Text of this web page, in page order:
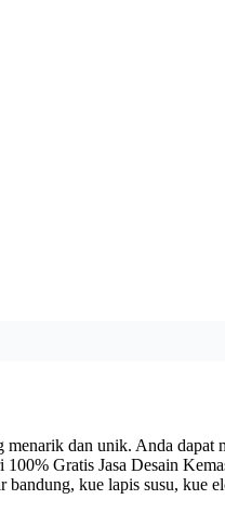
dan unik. Anda dapat
Gratis Jasa Desain
kue lapis susu, kue